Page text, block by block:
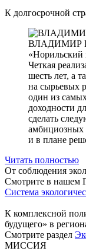
К долгосрочной
ВЛАДИМИР
«Норильский
Четкая
шесть лет, а
на сырьевых
один из
доходности
сделать
амбициозных
и в плане
Читать полностью
От соблюдения
Смотрите в нашем
Система
К комплексной
будущего» в
Смотрите раздел
МИССИЯ